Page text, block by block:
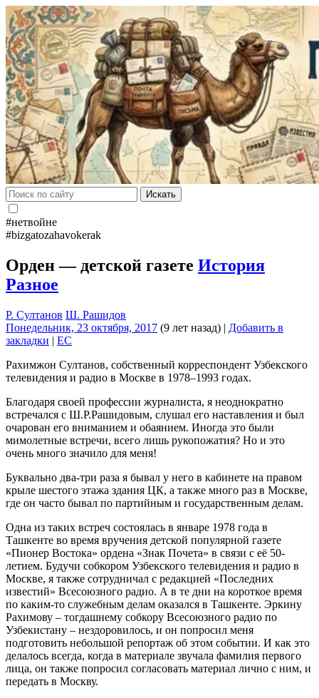
Искать
#нетвойне
#bizgatozahavokerak
Орден — детской газете История
Разное
Р. Султанов Ш. Рашидов
Понедельник, 23 октября, 2017 (9 лет назад) | Добавить в
закладки | EC
Рахимжон Султанов, собственный корреспондент Узбекского
телевидения и радио в Москве в 1978–1993 годах.
Благодаря своей профессии журналиста, я неоднократно
встречался с Ш.Р.Рашидовым, слушал его наставления и был
очарован его вниманием и обаянием. Иногда это были
мимолетные встречи, всего лишь рукопожатия? Но и это
очень много значило для меня!
Буквально два-три раза я бывал у него в кабинете на правом
крыле шестого этажа здания ЦК, а также много раз в Москве,
где он часто бывал по партийным и государственным делам.
Одна из таких встреч состоялась в январе 1978 года в
Ташкенте во время вручения детской популярной газете
«Пионер Востока» ордена «Знак Почета» в связи с её 50-
летием. Будучи собкором Узбекского телевидения и радио в
Москве, я также сотрудничал с редакцией «Последних
известий» Всесоюзного радио. А в те дни на короткое время
по каким-то служебным делам оказался в Ташкенте. Эркину
Рахимову – тогдашнему собкору Всесоюзного радио по
Узбекистану – нездоровилось, и он попросил меня
подготовить небольшой репортаж об этом событии. И как это
делалось всегда, когда в материале звучала фамилия первого
лица, он также попросил согласовать материал лично с ним, и
передать в Москву.